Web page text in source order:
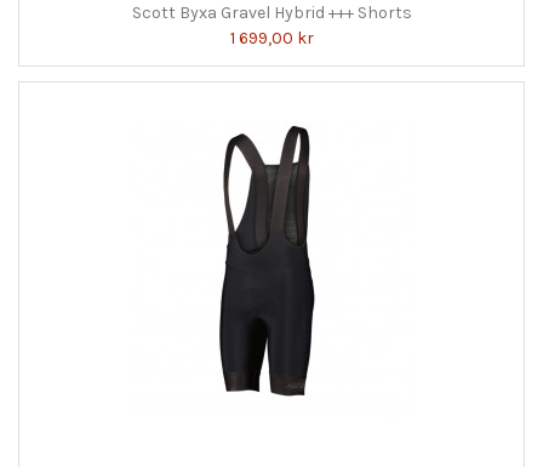
Scott Byxa Gravel Hybrid +++ Shorts
1 699,00 kr